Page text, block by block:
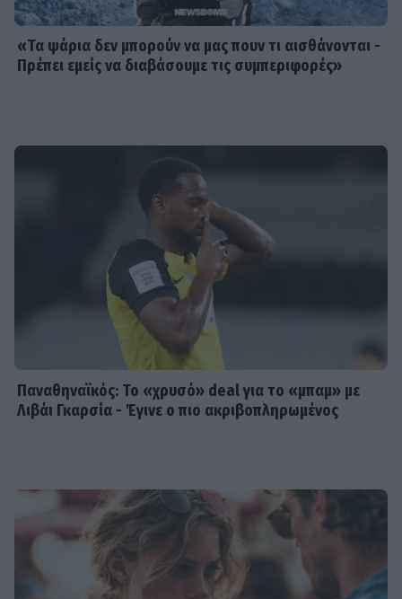
«Τα ψάρια δεν μπορούν να μας πουν τι αισθάνονται -
Πρέπει εμείς να διαβάσουμε τις συμπεριφορές»
Παναθηναϊκός: Το «χρυσό» deal για το «μπαμ» με
Λιβάι Γκαρσία - Έγινε ο πιο ακριβοπληρωμένος